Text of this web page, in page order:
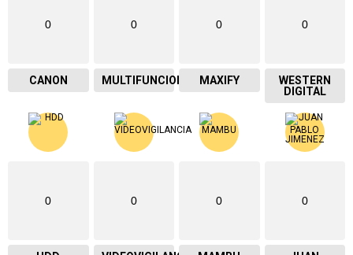
0
CANON
0
MULTIFUNCIONAL
0
MAXIFY
0
WESTERN
DIGITAL
0 0 0 0